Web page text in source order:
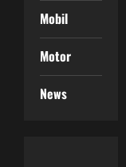
Mobil
Motor
News